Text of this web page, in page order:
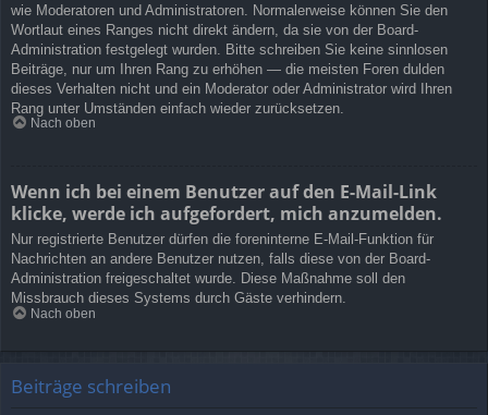
wie Moderatoren und Administratoren. Normalerweise können Sie den
Wortlaut eines Ranges nicht direkt ändern, da sie von der Board-
Administration festgelegt wurden. Bitte schreiben Sie keine sinnlosen
Beiträge, nur um Ihren Rang zu erhöhen — die meisten Foren dulden
dieses Verhalten nicht und ein Moderator oder Administrator wird Ihren
Rang unter Umständen einfach wieder zurücksetzen.
Nach oben
Wenn ich bei einem Benutzer auf den E-Mail-Link
klicke, werde ich aufgefordert, mich anzumelden.
Nur registrierte Benutzer dürfen die foreninterne E-Mail-Funktion für
Nachrichten an andere Benutzer nutzen, falls diese von der Board-
Administration freigeschaltet wurde. Diese Maßnahme soll den
Missbrauch dieses Systems durch Gäste verhindern.
Nach oben
Beiträge schreiben